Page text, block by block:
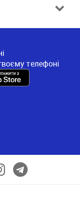
телефоні